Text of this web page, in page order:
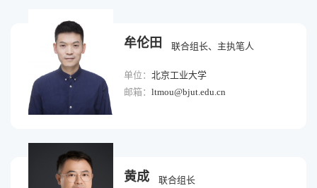
牟伦田 联合组长、主执笔人
单位： 北京工业大学
邮箱： ltmou@bjut.edu.cn
黄成 联合组长